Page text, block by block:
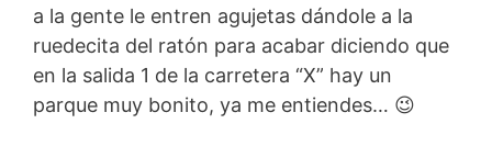
a la gente le entren agujetas dándole a la
ruedecita del ratón para acabar diciendo que
en la salida 1 de la carretera “X” hay un
parque muy bonito, ya me entiendes… 😉